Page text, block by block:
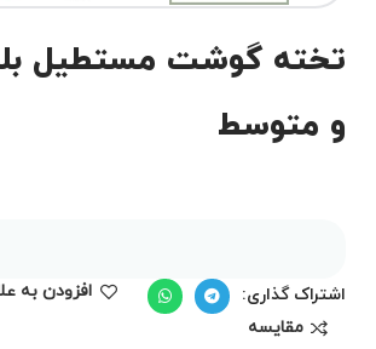
تخته گوشت مستطیل
و متوسط
اشتراک گذاری:
افزودن به
مقايسه